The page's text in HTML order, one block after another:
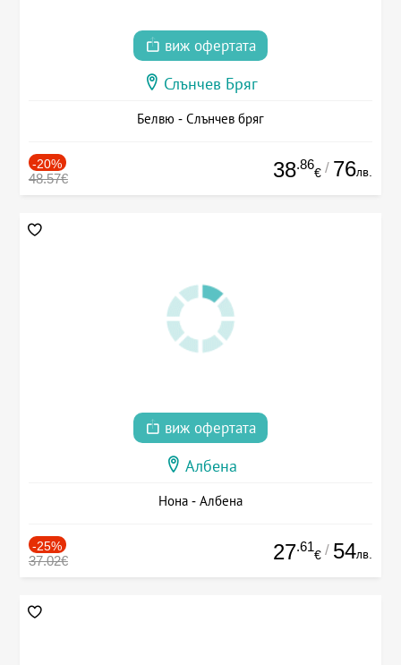
виж офертата
Слънчев Бряг
Белвю - Слънчев бряг
-20%
48.57€ 38.86
€ / 76лв.
виж офертата
Албена
Нона - Албена
-25%
37.02€ 27.61
€ / 54лв.